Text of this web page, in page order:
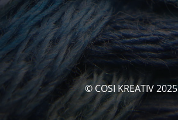
© COSI KREATIV 2025